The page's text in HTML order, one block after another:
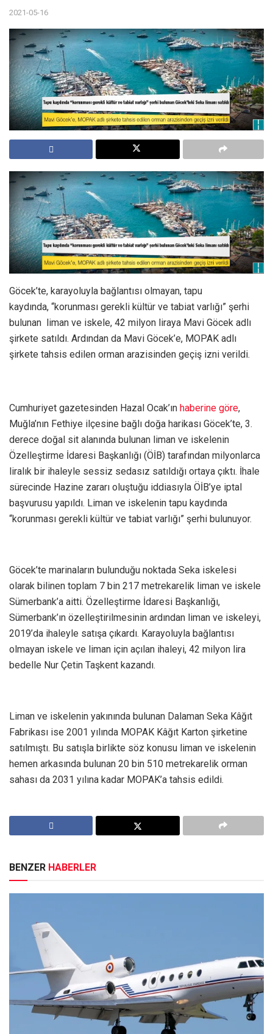
2021-05-16
Göcek’te, karayoluyla bağlantısı olmayan, tapu
kaydında, “korunması gerekli kültür ve tabiat varlığı” şerhi
bulunan liman ve iskele, 42 milyon liraya Mavi Göcek adlı
şirkete satıldı. Ardından da Mavi Göcek’e, MOPAK adlı
şirkete tahsis edilen orman arazisinden geçiş izni verildi.
Cumhuriyet gazetesinden Hazal Ocak’ın haberine göre,
Muğla’nın Fethiye ilçesine bağlı doğa harikası Göcek’te, 3.
derece doğal sit alanında bulunan liman ve iskelenin
Özelleştirme İdaresi Başkanlığı (ÖİB) tarafından milyonlarca
liralık bir ihaleyle sessiz sedasız satıldığı ortaya çıktı. İhale
sürecinde Hazine zararı oluştuğu iddiasıyla ÖİB’ye iptal
başvurusu yapıldı. Liman ve iskelenin tapu kaydında
“korunması gerekli kültür ve tabiat varlığı” şerhi bulunuyor.
Göcek’te marinaların bulunduğu noktada Seka iskelesi
olarak bilinen toplam 7 bin 217 metrekarelik liman ve iskele
Sümerbank’a aitti. Özelleştirme İdaresi Başkanlığı,
Sümerbank’ın özelleştirilmesinin ardından liman ve iskeleyi,
2019’da ihaleyle satışa çıkardı. Karayoluyla bağlantısı
olmayan iskele ve liman için açılan ihaleyi, 42 milyon lira
bedelle Nur Çetin Taşkent kazandı.
Liman ve iskelenin yakınında bulunan Dalaman Seka Kâğıt
Fabrikası ise 2001 yılında MOPAK Kâğıt Karton şirketine
satılmıştı. Bu satışla birlikte söz konusu liman ve iskelenin
hemen arkasında bulunan 20 bin 510 metrekarelik orman
sahası da 2031 yılına kadar MOPAK’a tahsis edildi.
BENZER HABERLER